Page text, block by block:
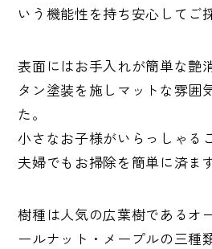
いう機能性を持ち安心してご
表面にはお手入れが簡単な艶
タン塗装を施しマットな雰囲
た。
小さなお子様がいらっしゃる
夫婦でもお掃除を簡単に済ま
樹種は人気の広葉樹であるオ
ールナット・メープルの三種